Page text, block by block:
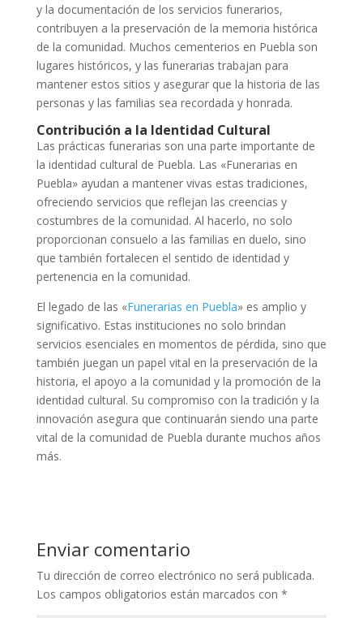
y la documentación de los servicios funerarios,
contribuyen a la preservación de la memoria histórica
de la comunidad. Muchos cementerios en Puebla son
lugares históricos, y las funerarias trabajan para
mantener estos sitios y asegurar que la historia de las
personas y las familias sea recordada y honrada.
Contribución a la Identidad Cultural
Las prácticas funerarias son una parte importante de
la identidad cultural de Puebla. Las «Funerarias en
Puebla» ayudan a mantener vivas estas tradiciones,
ofreciendo servicios que reflejan las creencias y
costumbres de la comunidad. Al hacerlo, no solo
proporcionan consuelo a las familias en duelo, sino
que también fortalecen el sentido de identidad y
pertenencia en la comunidad.
El legado de las «Funerarias en Puebla» es amplio y
significativo. Estas instituciones no solo brindan
servicios esenciales en momentos de pérdida, sino que
también juegan un papel vital en la preservación de la
historia, el apoyo a la comunidad y la promoción de la
identidad cultural. Su compromiso con la tradición y la
innovación asegura que continuarán siendo una parte
vital de la comunidad de Puebla durante muchos años
más.
Enviar comentario
Tu dirección de correo electrónico no será publicada.
Los campos obligatorios están marcados con *